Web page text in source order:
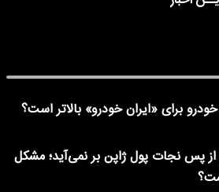
برای «ایران خودرو» بالاتر است؟
از پس نجات پول ژاپن بر نمی‌آید؛ مشکل